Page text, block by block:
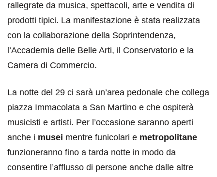
rallegrate da musica, spettacoli, arte e vendita di
prodotti tipici. La manifestazione è stata realizzata
con la collaborazione della Soprintendenza,
l’Accademia delle Belle Arti, il Conservatorio e la
Camera di Commercio.
La notte del 29 ci sarà un’area pedonale che collega
piazza Immacolata a San Martino e che ospiterà
musicisti e artisti. Per l’occasione saranno aperti
anche i musei mentre funicolari e metropolitane
funzioneranno fino a tarda notte in modo da
consentire l’afflusso di persone anche dalle altre